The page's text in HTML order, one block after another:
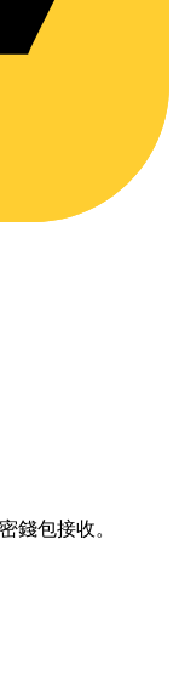
錢包接收。